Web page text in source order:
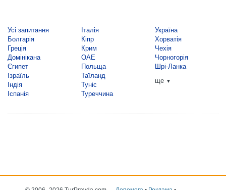
Усі запитання
Болгарія
Греція
Домінікана
Єгипет
Ізраїль
Індія
Іспанія
Італія
Кіпр
Крим
ОАЕ
Польща
Таїланд
Туніс
Туреччина
Україна
Хорватія
Чехія
Чорногорія
Шрі-Ланка
ще ▼